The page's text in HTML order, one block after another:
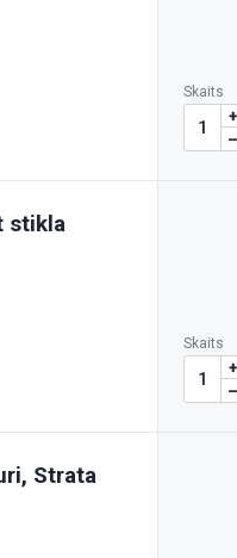
Skaits
stikla
Skaits
Strata